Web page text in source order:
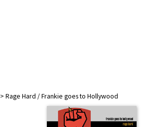
> Rage Hard / Frankie goes to Hollywood